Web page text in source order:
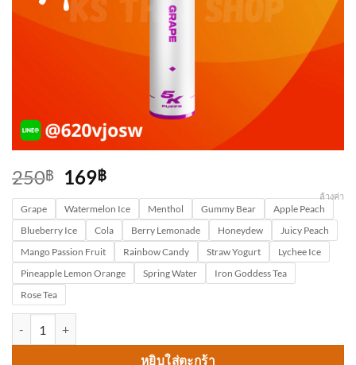
250฿
Original
price
was:
250฿.
169฿Current
price
is:
169฿.
Grape Watermelon Ice Menthol Gummy Bear
Apple Peach
Blueberry Ice
Cola Berry Lemonade Honeydew
Juicy Peach
Mango Passion Fruit
Rainbow Candy Straw Yogurt
Lychee Ice
Pineapple Lemon Orange
Spring Water
Iron Goddess Tea
Rose Tea
ล้างค่า
หยิบใส่ตะกร้า